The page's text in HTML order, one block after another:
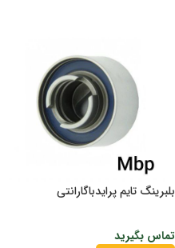
بلبرینگ تایم پرایدباگارانتی
تماس بگیرید